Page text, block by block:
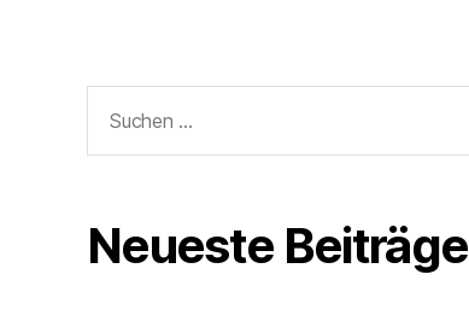
nach:
Neueste Beiträge